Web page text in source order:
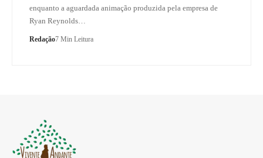
enquanto a aguardada animação produzida pela empresa de
Ryan Reynolds…
Redação7 Min Leitura